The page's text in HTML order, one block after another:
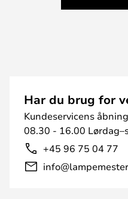
Har du brug for
Kundeservicens
08.30 - 16.00
+45 96 75 04 77